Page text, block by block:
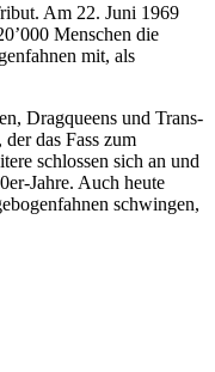
Am 22. Juni 1969
Menschen die
mit, als
Dragqueens und Trans-
das Fass zum
schlossen sich an und
Jahre. Auch heute
schwingen,